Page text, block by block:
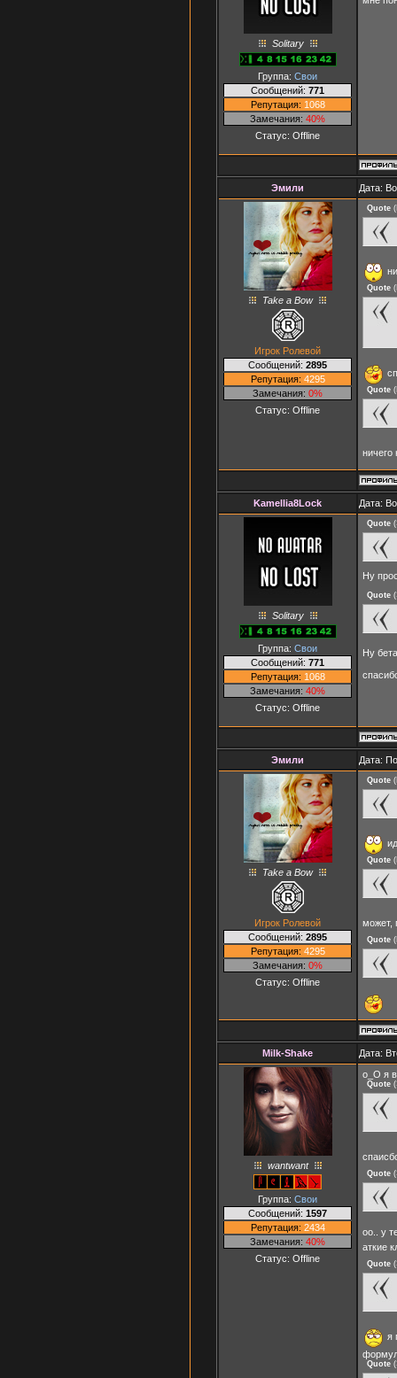
Solitary
Группа: Свои
Сообщений: 771
Репутация: 1068
Замечания: 40%
Статус: Offline
Эмили Дата:
Take a Bow
Игрок Ролевой
Сообщений: 2895
Репутация: 4295
Замечания: 0%
Статус: Offline
Quote (
Quote (
Quote (
ничего
Kamellia8Lock Дата:
Solitary
Группа: Свои
Сообщений: 771
Репутация: 1068
Замечания: 40%
Статус: Offline
Quote (
Ну
Quote (
Ну
Эмили Дата:
Take a Bow
Игрок Ролевой
Сообщений: 2895
Репутация: 4295
Замечания: 0%
Статус: Offline
Quote (
Quote (
может,
Quote (
Milk-Shake Дата:
wantwant
Группа: Свои
Сообщений: 1597
Репутация: 2434
Замечания: 40%
Статус: Offline
о_О я
Quote (
Quote (
оо.. у
аткие
Quote (
я
Quote (